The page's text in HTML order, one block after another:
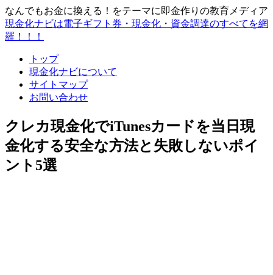
なんでもお金に換える！をテーマに即金作りの教育メディア
現金化ナビは電子ギフト券・現金化・資金調達のすべてを網
羅！！！
トップ
現金化ナビについて
サイトマップ
お問い合わせ
クレカ現金化でiTunesカードを当日現
金化する安全な方法と失敗しないポイ
ント5選